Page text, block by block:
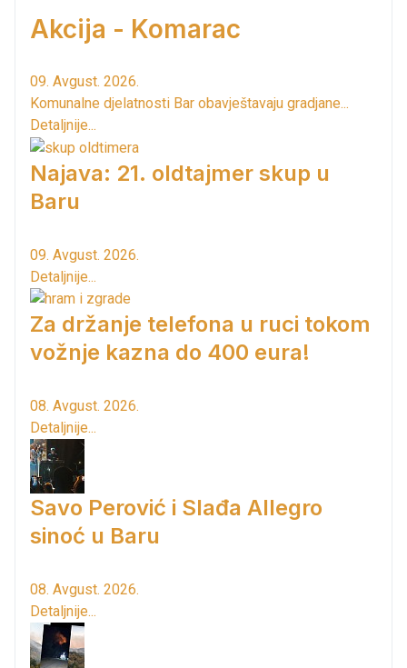
Akcija - Komarac
09. Avgust. 2026.
Komunalne djelatnosti Bar obavještavaju gradjane...
Detaljnije...
Najava: 21. oldtajmer skup u
Baru
09. Avgust. 2026.
Detaljnije...
Za držanje telefona u ruci tokom
vožnje kazna do 400 eura!
08. Avgust. 2026.
Detaljnije...
Savo Perović i Slađa Allegro
sinoć u Baru
08. Avgust. 2026.
Detaljnije...